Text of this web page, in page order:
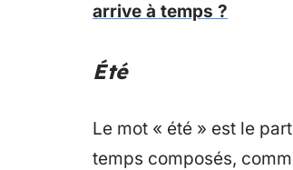
arrive à temps ?
Été
Le mot « été » est le
temps composés,